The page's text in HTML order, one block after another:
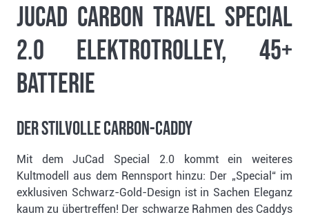
JuCad Carbon Travel Special
2.0 Elektrotrolley, 45+
Batterie
Der stilvolle Carbon-Caddy
Mit dem JuCad Special 2.0 kommt ein weiteres
Kultmodell aus dem Rennsport hinzu: Der „Special“ im
exklusiven Schwarz-Gold-Design ist in Sachen Eleganz
kaum zu übertreffen! Der schwarze Rahmen des Caddys